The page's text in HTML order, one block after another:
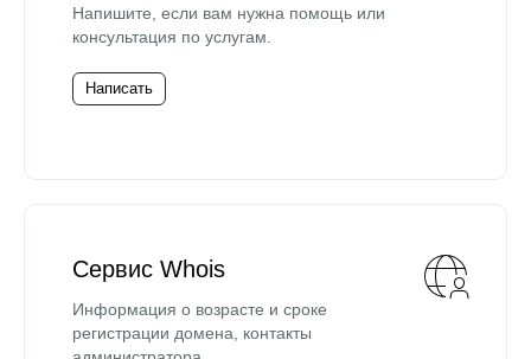
Напишите, если вам нужна помощь или
консультация по услугам.
Написать
Сервис Whois
Информация о возрасте и сроке
регистрации домена, контакты